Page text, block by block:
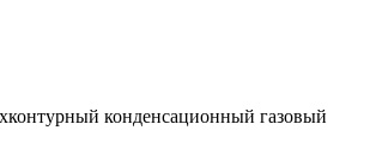
конденсационный газовый